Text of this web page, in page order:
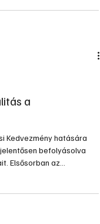
a
Kedvezmény hatására
befolyásolva
Elsősorban az